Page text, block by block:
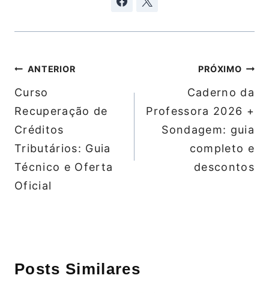
Navegação
de
Post
ANTERIOR
Curso
Recuperação de
Créditos
Tributários: Guia
Técnico e Oferta
Oficial
PRÓXIMO
Caderno da
Professora 2026 +
Sondagem: guia
completo e
descontos
Posts Similares